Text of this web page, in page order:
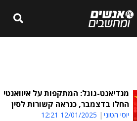
מנדיאנט-גוגל: המתקפות על איוואנטי
החלו בדצמבר, כנראה קשורות לסין
יוסי הטוני 12/01/2025 12:21